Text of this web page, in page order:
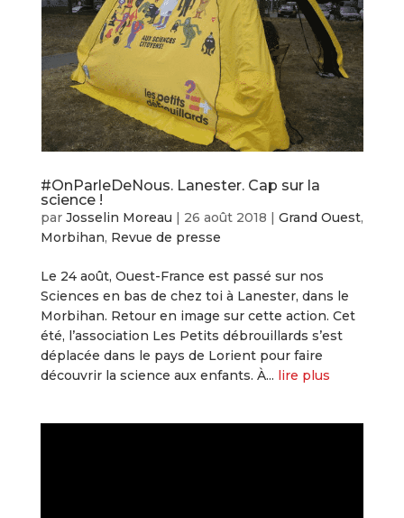
#OnParleDeNous. Lanester. Cap sur la
science !
par Josselin Moreau | 26 août 2018 | Grand Ouest,
Morbihan, Revue de presse
Le 24 août, Ouest-France est passé sur nos
Sciences en bas de chez toi à Lanester, dans le
Morbihan. Retour en image sur cette action. Cet
été, l’association Les Petits débrouillards s’est
déplacée dans le pays de Lorient pour faire
découvrir la science aux enfants. À... lire plus